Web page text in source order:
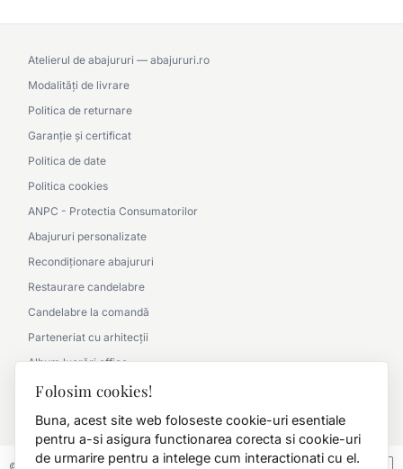
Atelierul de abajururi — abajururi.ro
Modalități de livrare
Politica de returnare
Garanție și certificat
Politica de date
Politica cookies
ANPC - Protectia Consumatorilor
Abajururi personalizate
Recondiționare abajururi
Restaurare candelabre
Candelabre la comandă
Parteneriat cu arhitecții
Album lucrări office
Album lucrări clasic
0790 360 000
© 2026 FD.Stil International Art.
Folosim cookies!
Buna, acest site web foloseste cookie-uri esentiale
pentru a-si asigura functionarea corecta si cookie-uri
de urmarire pentru a intelege cum interactionati cu el.